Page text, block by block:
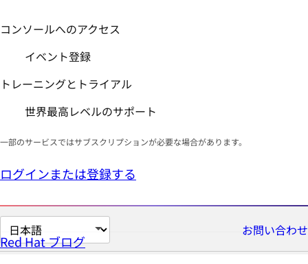
コンソールへのアクセス
イベント登録
トレーニングとトライアル
世界最高レベルのサポート
一部のサービスではサブスクリプションが必要な場合があります。
ログインまたは登録する
ペ
ー
お問い合わせ
Red Hat ブログ